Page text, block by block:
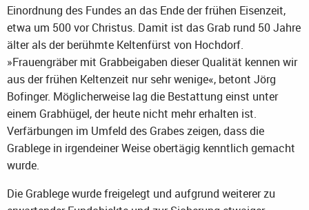
Einordnung des Fundes an das Ende der frühen Eisenzeit,
etwa um 500 vor Christus. Damit ist das Grab rund 50 Jahre
älter als der berühmte Keltenfürst von Hochdorf.
»Frauengräber mit Grabbeigaben dieser Qualität kennen wir
aus der frühen Keltenzeit nur sehr wenige«, betont Jörg
Bofinger. Möglicherweise lag die Bestattung einst unter
einem Grabhügel, der heute nicht mehr erhalten ist.
Verfärbungen im Umfeld des Grabes zeigen, dass die
Grablege in irgendeiner Weise obertägig kenntlich gemacht
wurde.
Die Grablege wurde freigelegt und aufgrund weiterer zu